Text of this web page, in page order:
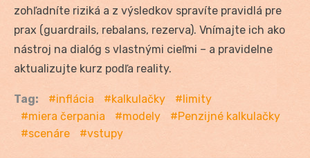
zohľadníte riziká a z výsledkov spravíte pravidlá pre
prax (guardrails, rebalans, rezerva). Vnímajte ich ako
nástroj na dialóg s vlastnými cieľmi – a pravidelne
aktualizujte kurz podľa reality.
Tag: inflácia kalkulačky
limity
miera čerpania
modely
Penzijné kalkulačky
scenáre
vstupy